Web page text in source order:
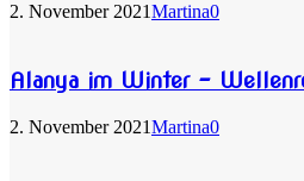
2. November 2021Martina0
Alanya im Winter –
2. November 2021Martina0